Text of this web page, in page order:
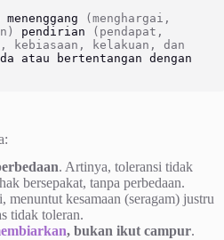
(menghargai,
pendirian
(pendapat,
kebiasaan, kelakuan, dan
atau bertentangan dengan
. Artinya, toleransi tidak
bersepakat, tanpa perbedaan.
menuntut kesamaan (seragam) justru
tidak toleran.
, bukan ikut campur.